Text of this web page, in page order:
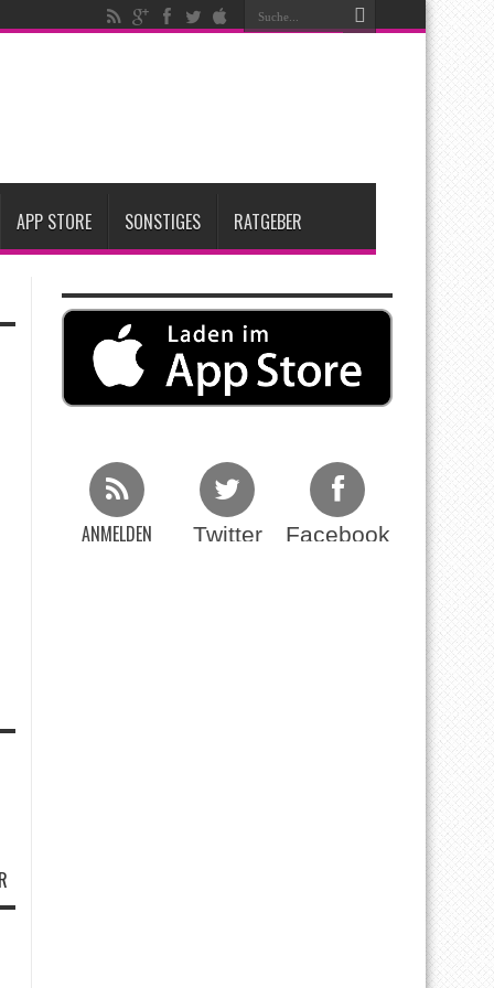
Apple übernimmt Softwarefirma PlasmaSolve
APP STORE SONSTIGES RATGEBER
ANMELDEN Twitter Facebook